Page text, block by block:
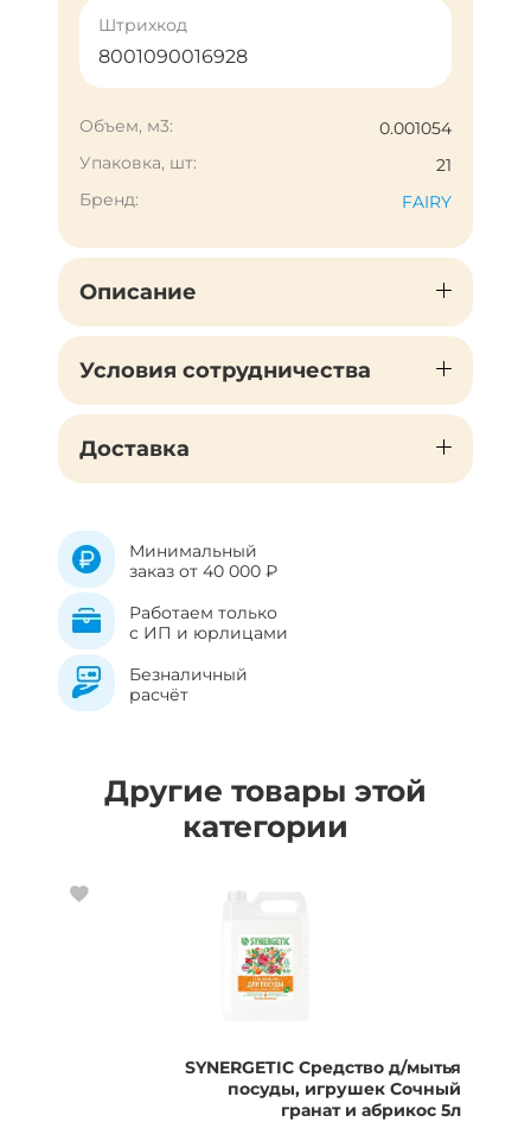
Штрихкод
8001090016928
Объем, м3:
0.001054
Упаковка, шт:
21
Бренд:
FAIRY
Описание
Условия сотрудничества
Доставка
Минимальный
заказ от 40 000 ₽
Работаем только
с ИП и юрлицами
Безналичный
расчёт
Другие товары этой
категории
SYNERGETIC Средство д/мытья
посуды, игрушек Сочный
гранат и абрикос 5л